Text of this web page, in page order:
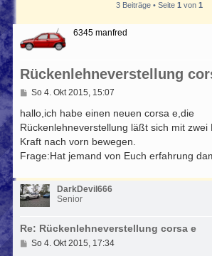
3 Beiträge • Seite 1 von 1
6345 manfred
Rückenlehneverstellung
B
i
t
r
a
So 4. Okt 2015, 15:07
hallo,ich habe einen neuen corsa e,die
Rückenlehneverstellung läßt sich mit zwei
Kraft nach vorn bewegen.
Frage:Hat jemand von Euch erfahrung
DarkDevil666
Senior
Re: Rückenlehneverstellung corsa e
B
So 4. Okt 2015, 17:34